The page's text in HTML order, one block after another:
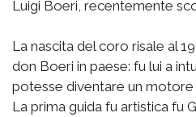
Luigi Boeri, recentemente
La nascita del coro risale al
don Boeri in paese: fu lui a
potesse diventare un motore
La prima guida fu artistica fu